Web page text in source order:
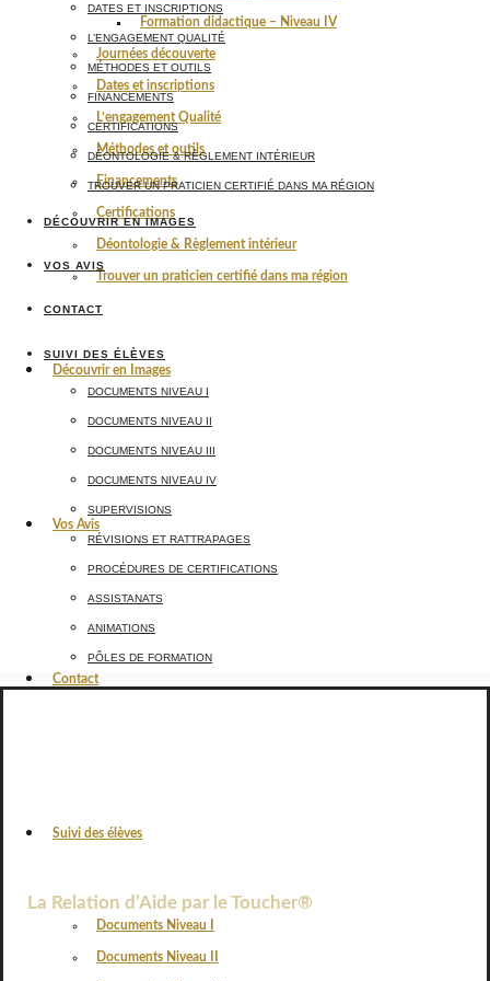
Formation didactique – Niveau IV
Journées découverte
Dates et inscriptions
L’engagement Qualité
Méthodes et outils
Financements
Certifications
Déontologie & Règlement intérieur
Trouver un praticien certifié dans ma région
Découvrir en Images
Vos Avis
Contact
Suivi des élèves
Documents Niveau I
Documents Niveau II
DATES ET INSCRIPTIONS
L’ENGAGEMENT QUALITÉ
MÉTHODES ET OUTILS
FINANCEMENTS
CERTIFICATIONS
DÉONTOLOGIE & RÈGLEMENT INTÉRIEUR
TROUVER UN PRATICIEN CERTIFIÉ DANS MA RÉGION
DÉCOUVRIR EN IMAGES
VOS AVIS
CONTACT
SUIVI DES ÉLÈVES
DOCUMENTS NIVEAU I
DOCUMENTS NIVEAU II
DOCUMENTS NIVEAU III
DOCUMENTS NIVEAU IV
SUPERVISIONS
RÉVISIONS ET RATTRAPAGES
PROCÉDURES DE CERTIFICATIONS
ASSISTANATS
ANIMATIONS
PÔLES DE FORMATION
La Relation d’Aide par le Toucher®